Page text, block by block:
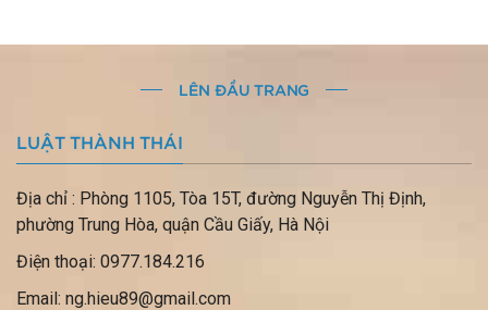
LÊN ĐẦU TRANG
LUẬT THÀNH THÁI
Địa chỉ : Phòng 1105, Tòa 15T, đường Nguyễn Thị Định,
phường Trung Hòa, quận Cầu Giấy, Hà Nội
Điện thoại: 0977.184.216
Email: ng.hieu89@gmail.com